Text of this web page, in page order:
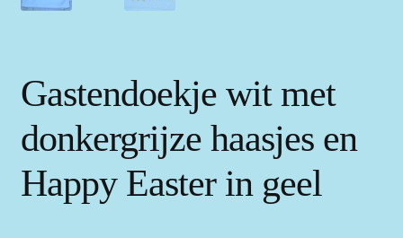
Gastendoekje wit met
donkergrijze haasjes en
Happy Easter in geel